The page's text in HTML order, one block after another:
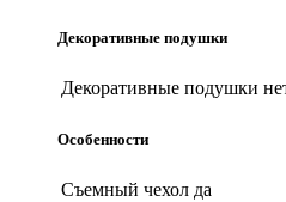
Декоративные подушки
Декоративные подушки
Особенности
Съемный чехол да